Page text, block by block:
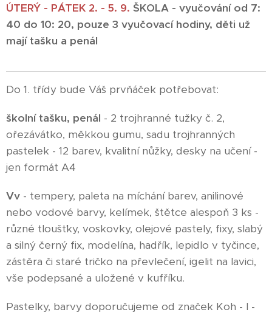
ÚTERÝ - PÁTEK 2. - 5. 9. ŠKOLA - vyučování od 7:
40 do 10: 20, pouze 3 vyučovací hodiny, děti už
mají tašku a penál
Do 1. třídy bude Váš prvňáček potřebovat:
školní tašku, penál - 2 trojhranné tužky č. 2,
ořezávátko, měkkou gumu, sadu trojhranných
pastelek - 12 barev, kvalitní nůžky, desky na učení -
jen formát A4
Vv - tempery, paleta na míchání barev, anilinové
nebo vodové barvy, kelímek, štětce alespoň 3 ks -
různé tloušťky, voskovky, olejové pastely, fixy, slabý
a silný černý fix, modelína, hadřík, lepidlo v tyčince,
zástěra či staré tričko na převlečení, igelit na lavici,
vše podepsané a uložené v kufříku.
Pastelky, barvy doporučujeme od značek Koh - I -